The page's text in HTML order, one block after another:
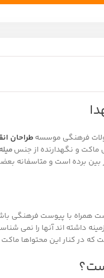
فرهنگی موسسه طراحان
ماکت و نگهدارنده از جنس
بین برده است و متاسفانه
همراه با پیوست فرهنگی
داشته اند آنها را نمی
که در کنار این محتواها